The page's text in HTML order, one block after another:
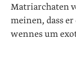
Matriarchaten
meinen, dass
wennes um